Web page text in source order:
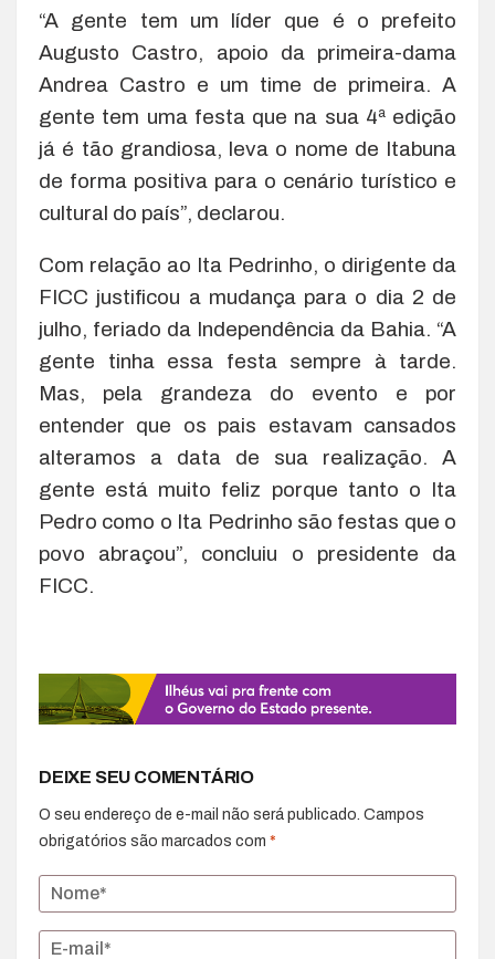
“A gente tem um líder que é o prefeito
Augusto Castro, apoio da primeira-dama
Andrea Castro e um time de primeira. A
gente tem uma festa que na sua 4ª edição
já é tão grandiosa, leva o nome de Itabuna
de forma positiva para o cenário turístico e
cultural do país”, declarou.
Com relação ao Ita Pedrinho, o dirigente da
FICC justificou a mudança para o dia 2 de
julho, feriado da Independência da Bahia. “A
gente tinha essa festa sempre à tarde.
Mas, pela grandeza do evento e por
entender que os pais estavam cansados
alteramos a data de sua realização. A
gente está muito feliz porque tanto o Ita
Pedro como o Ita Pedrinho são festas que o
povo abraçou”, concluiu o presidente da
FICC.
DEIXE SEU COMENTÁRIO
O seu endereço de e-mail não será publicado. Campos
obrigatórios são marcados com *